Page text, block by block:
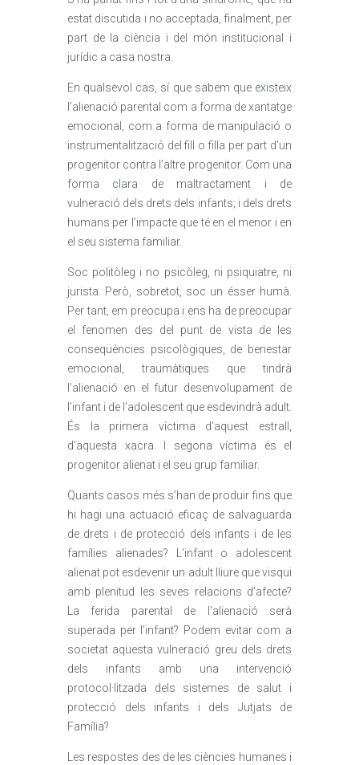
estat discutida i no acceptada, finalment, per
part de la ciència i del món institucional i
jurídic a casa nostra.
En qualsevol cas, sí que sabem que existeix
l’alienació parental com a forma de xantatge
emocional, com a forma de manipulació o
instrumentalització del fill o filla per part d’un
progenitor contra l’altre progenitor. Com una
forma clara de maltractament i de
vulneració dels drets dels infants; i dels drets
humans per l’impacte que té en el menor i en
el seu sistema familiar.
Soc politòleg i no psicòleg, ni psiquiatre, ni
jurista. Però, sobretot, soc un ésser humà.
Per tant, em preocupa i ens ha de preocupar
el fenomen des del punt de vista de les
conseqüències psicològiques, de benestar
emocional, traumàtiques que tindrà
l’alienació en el futur desenvolupament de
l’infant i de l’adolescent que esdevindrà adult.
És la primera víctima d’aquest estrall,
d’aquesta xacra. I segona víctima és el
progenitor alienat i el seu grup familiar.
Quants casos més s’han de produir fins que
hi hagi una actuació eficaç de salvaguarda
de drets i de protecció dels infants i de les
famílies alienades? L’infant o adolescent
alienat pot esdevenir un adult lliure que visqui
amb plenitud les seves relacions d’afecte?
La ferida parental de l’alienació serà
superada per l’infant? Podem evitar com a
societat aquesta vulneració greu dels drets
dels infants amb una intervenció
protocol·litzada dels sistemes de salut i
protecció dels infants i dels Jutjats de
Família?
Les respostes des de les ciències humanes i